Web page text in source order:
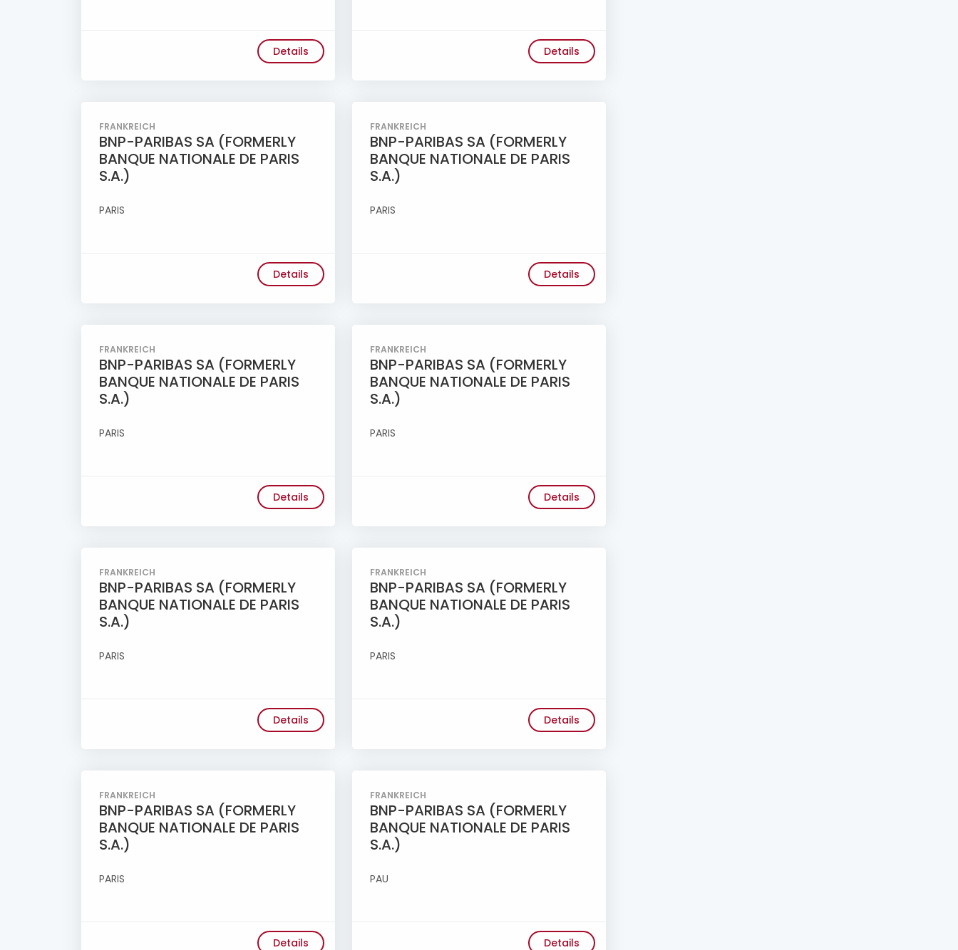
Details Details
FRANKREICH
BNP-PARIBAS SA (FORMERLY
BANQUE NATIONALE DE PARIS
S.A.)
PARIS
Details
FRANKREICH
BNP-PARIBAS SA (FORMERLY
BANQUE NATIONALE DE PARIS
S.A.)
PARIS
Details
FRANKREICH
BNP-PARIBAS SA (FORMERLY
BANQUE NATIONALE DE PARIS
S.A.)
PARIS
Details
FRANKREICH
BNP-PARIBAS SA (FORMERLY
BANQUE NATIONALE DE PARIS
S.A.)
PARIS
Details
FRANKREICH
BNP-PARIBAS SA (FORMERLY
BANQUE NATIONALE DE PARIS
S.A.)
PARIS
Details
FRANKREICH
BNP-PARIBAS SA (FORMERLY
BANQUE NATIONALE DE PARIS
S.A.)
PARIS
Details
FRANKREICH
BNP-PARIBAS SA (FORMERLY
BANQUE NATIONALE DE PARIS
S.A.)
PARIS
Details
FRANKREICH
BNP-PARIBAS SA (FORMERLY
BANQUE NATIONALE DE PARIS
S.A.)
PAU
Details